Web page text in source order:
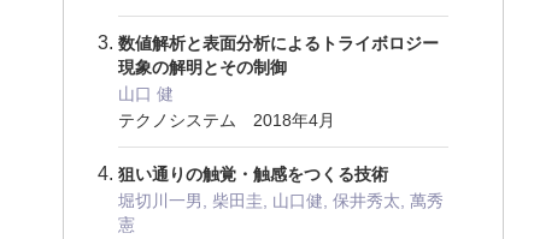
数値解析と表面分析によるトライボロジー
現象の解明とその制御
山口 健
テクノシステム 2018年4月
狙い通りの触覚・触感をつくる技術
堀切川一男, 柴田圭, 山口健, 保井秀太, 萬秀
憲